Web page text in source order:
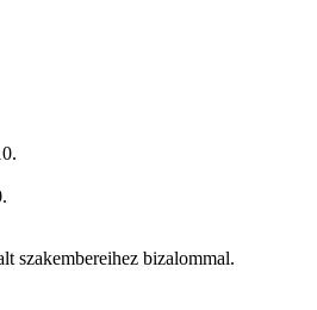
szakembereihez bizalommal.